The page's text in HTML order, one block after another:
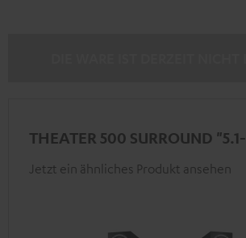
THEATER 500 SURROUND
Jetzt ein ähnliches Produkt ansehen